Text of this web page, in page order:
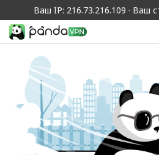
Ваш IP: 216.73.216.109 · Ваш